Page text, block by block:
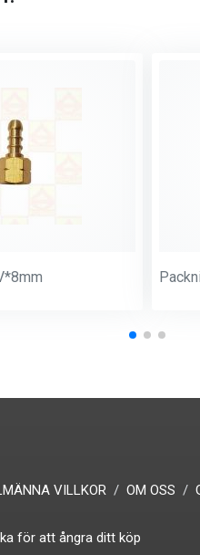
VILLKOR OM OSS
för att ångra ditt köp